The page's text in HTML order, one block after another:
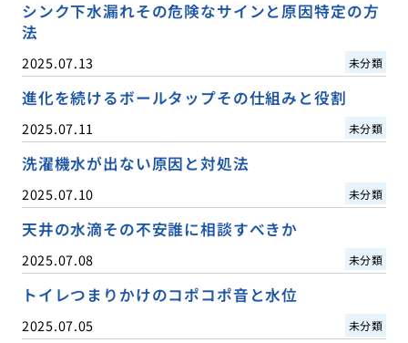
シンク下水漏れその危険なサインと原因特定の方
法
2025.07.13 未分類
進化を続けるボールタップその仕組みと役割
2025.07.11 未分類
洗濯機水が出ない原因と対処法
2025.07.10 未分類
天井の水滴その不安誰に相談すべきか
2025.07.08 未分類
トイレつまりかけのコポコポ音と水位
2025.07.05 未分類